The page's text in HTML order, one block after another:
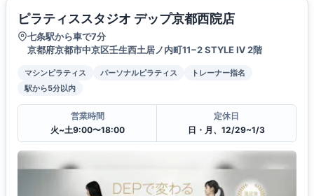
ピラティススタジオ デップ京都西院店
七条駅から車で7分
京都府京都市中京区壬生西土居ノ内町11−2 STYLE Ⅳ 2階
マシンピラティス パーソナルピラティス
トレーナー指名
駅から5分以内
営業時間
火~土9:00〜18:00
定休日
日・月、12/29~1/3